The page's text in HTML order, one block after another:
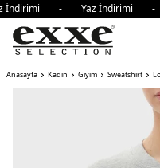
- Yaz
Anasayfa Kadın Giyim Sweatshirt